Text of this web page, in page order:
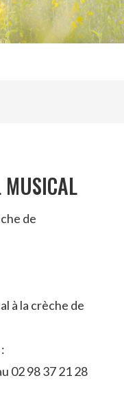
MUSICAL
de
à la crèche de
02 98 37 21 28